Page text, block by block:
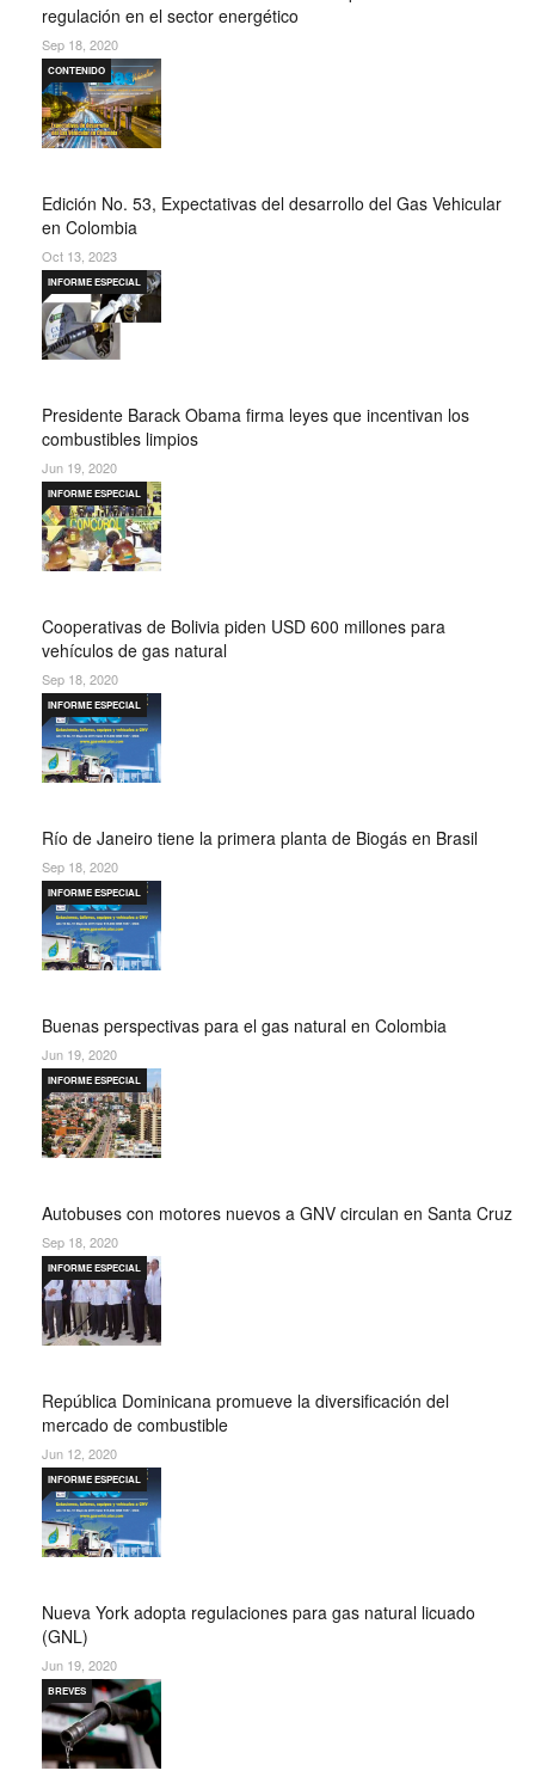
regulación en el sector energético
Sep 18, 2020
Edición No. 53, Expectativas del desarrollo del Gas Vehicular
en Colombia
CONTENIDO
Oct 13, 2023
Presidente Barack Obama firma leyes que incentivan los
combustibles limpios
INFORME ESPECIAL
Jun 19, 2020
Cooperativas de Bolivia piden USD 600 millones para
vehículos de gas natural
INFORME ESPECIAL
Sep 18, 2020
Río de Janeiro tiene la primera planta de Biogás en Brasil
INFORME ESPECIAL
Sep 18, 2020
Buenas perspectivas para el gas natural en Colombia
INFORME ESPECIAL
Jun 19, 2020
Autobuses con motores nuevos a GNV circulan en Santa Cruz
INFORME ESPECIAL
Sep 18, 2020
República Dominicana promueve la diversificación del
mercado de combustible
INFORME ESPECIAL
Jun 12, 2020
Nueva York adopta regulaciones para gas natural licuado
(GNL)
INFORME ESPECIAL
Jun 19, 2020
BREVES